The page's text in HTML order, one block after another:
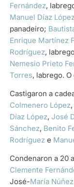
Fernández,
Manuel Díaz
panadeiro;
Enrique Martínez
Rodríguez,
Nemesio Prieto
Torres, labrego.
Castigaron a
Colmenero López,
Díaz López, José
Sánchez, Benito
Rodríguez e
Condenaron a 20
Clemente
José-María